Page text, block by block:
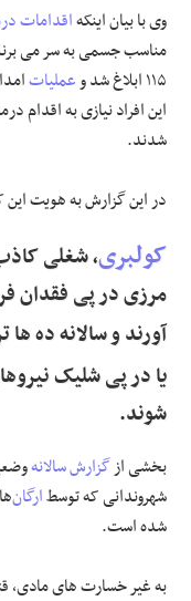
اجتماعی
حوادث
علوم و فن آوری
فرهنگی و هنری
مقالات
وی با بیان اینکهاقدامات
مناسب جسمی به سر می
۱۱۵ ابلاغ شد و
عملیات
این افراد نیازی به اقدام
شدند.
در این گزارش به هویت
کولبری، شغلی
مرزی در پی فقدان
آورند و سالانه ده ها
یا در پی شلیک
شوند.
بخشی ازگزارش سالانه
شهروندانی که توسطارگان
شده است.
به غیر خسارت های مادی،